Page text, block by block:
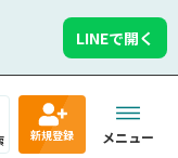
LINEで開く
新規登録 メニュー